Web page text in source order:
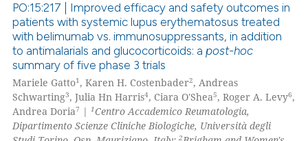
Citing Publications
Supporting
Mentioning
Contrasting
PO:15:217 | Improved efficacy and safety outcomes in
patients with systemic lupus erythematosus treated
with belimumab vs. immunosuppressants, in addition
to antimalarials and glucocorticoids: apost-hoc
summary of five phase 3 trials
Mariele Gatto1 , Karen H. Costenbader2, Andreas
Schwarting3, Julia Hn Harris4, Ciara O'Shea5, Roger A. Levy6,
Andrea Doria7 | 1Centro Accademico Reumatologia,
Dipartimento Scienze Cliniche Biologiche, Università degli
2